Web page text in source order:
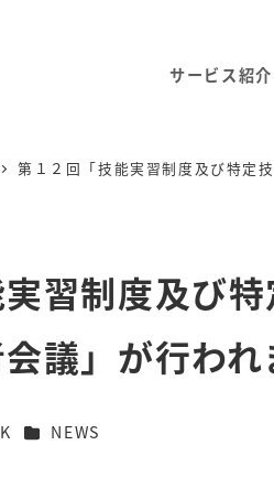
サービス紹介
第１２回「技能実習制度及び特定
習制度及び
議」が行われ
カテゴリー
NEWS